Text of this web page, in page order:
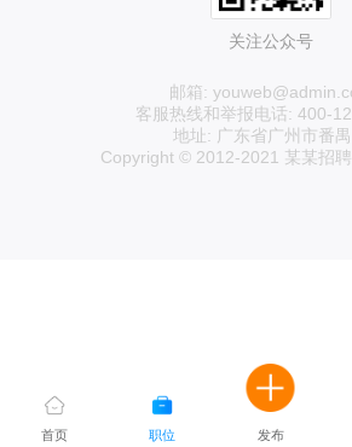
关注公众号
邮箱:
客服热线和举报电话: 400-
地址: 广东省广州市番
Copyright © 2012-2021 某某招
首页 职位 发布